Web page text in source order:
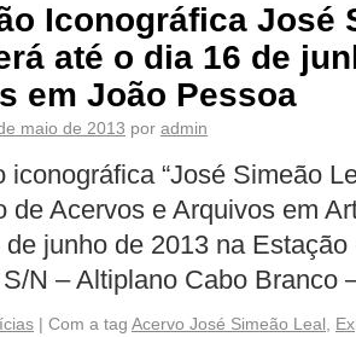
Iconográfica José
até o dia 16 de
em João Pessoa
maio de 2013 por admin
iconográfica “José Simeão
de Acervos e Arquivos em
junho de 2013 na
N – Altiplano Cabo Branco
| Com a tag Acervo José Simeão Leal